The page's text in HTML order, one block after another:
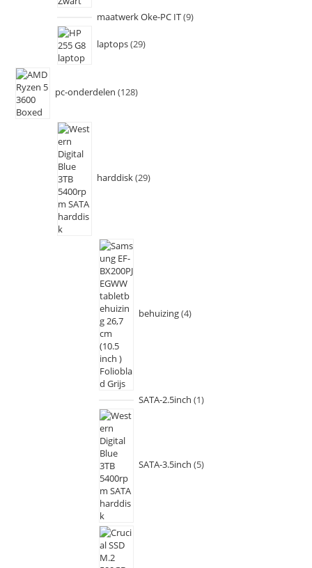
maatwerk Oke-PC IT 9
laptops 29
pc-onderdelen 128
harddisk 29
behuizing 4
SATA-2.5inch 1
SATA-3.5inch 5